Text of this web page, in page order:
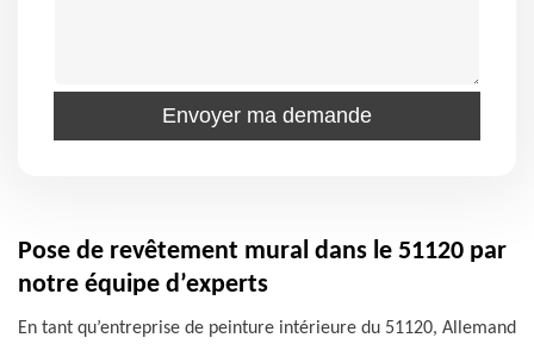
Pose de revêtement mural dans le 51120 par
notre équipe d’experts
En tant qu’entreprise de peinture intérieure du 51120, Allemand